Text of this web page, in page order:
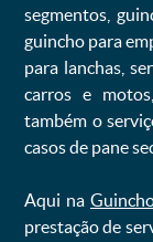
segmentos,
guincho para
para lanchas,
carros e
também o
casos de pane
Aqui na
prestação de